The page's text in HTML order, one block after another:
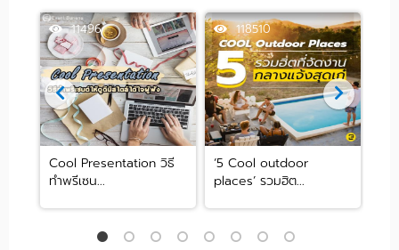
11496
Cool Presentation วิธี
ทำพรีเซน...
118510
‘5 Cool outdoor
places’ รวมฮิต...